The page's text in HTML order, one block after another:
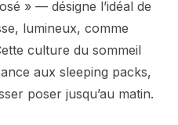
» — désigne l’idéal de
lumineux, comme
culture du sommeil
aux sleeping packs,
poser jusqu’au matin.